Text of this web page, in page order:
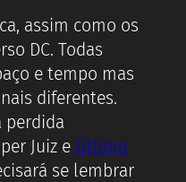
assim como os
DC. Todas
e tempo mas
diferentes.
perdida
Juiz e Último
se lembrar